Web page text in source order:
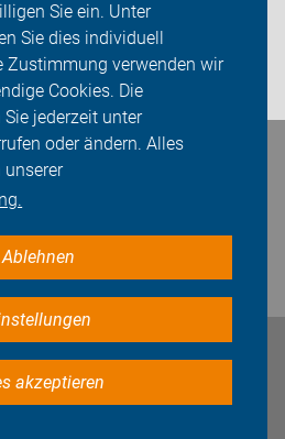
Sie ein. Unter
Sie dies individuell
Zustimmung verwenden wir
Cookies. Die
jederzeit unter
oder ändern. Alles
unserer
Ablehnen
akzeptieren